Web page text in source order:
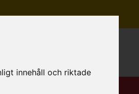
innehåll och riktade